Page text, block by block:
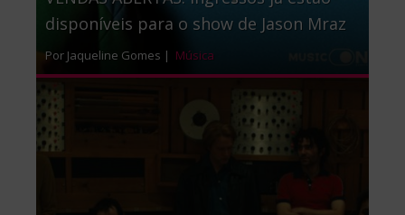
disponíveis para o show de Jason Mraz
Por Jaqueline Gomes | Música